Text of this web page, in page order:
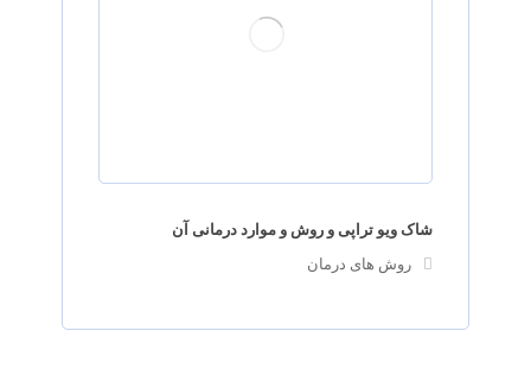
شاک ویو تراپی و روش و موارد درمانی آن
روش های درمان